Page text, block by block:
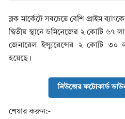
ব্লক মার্কেটে সবচেয়ে বেশি প্রাইম
দ্বিতীয় স্থানে ডমিনেজের ২ কোটি ৬৭
জেনারেল ইন্স্যুরেন্সের ২ কোটি ৩০
হয়েছে।
নিউজের ফটোকার্ড
শেয়ার করুন:-